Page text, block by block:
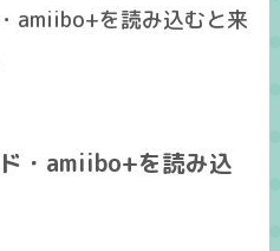
amiibo+を読み込むと来
・amiibo+を読み込